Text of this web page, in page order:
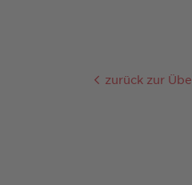
zurück zur